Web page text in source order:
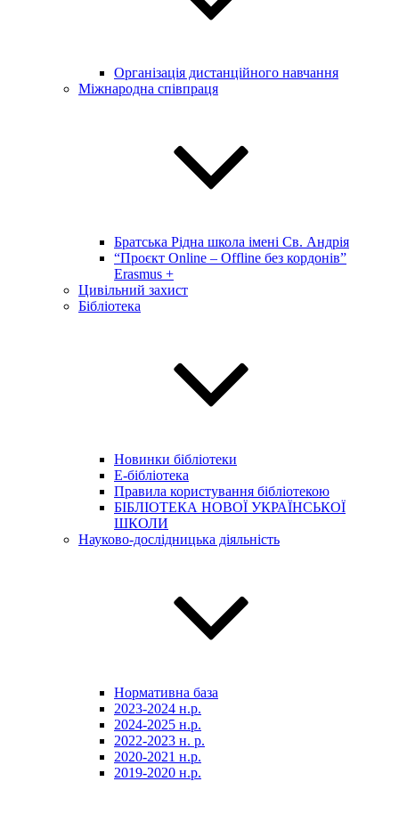
Організація дистанційного навчання
Міжнародна співпраця
Братська Рідна школа імені Св. Андрія
“Проєкт Online – Offline без кордонів”
Erasmus +
Цивільний захист
Бібліотека
Новинки бібліотеки
E-бібліотека
Правила користування бібліотекою
БІБЛІОТЕКА НОВОЇ УКРАЇНСЬКОЇ
ШКОЛИ
Науково-дослідницька діяльність
Нормативна база
2023-2024 н.р.
2024-2025 н.р.
2022-2023 н. р.
2020-2021 н.р.
2019-2020 н.р.